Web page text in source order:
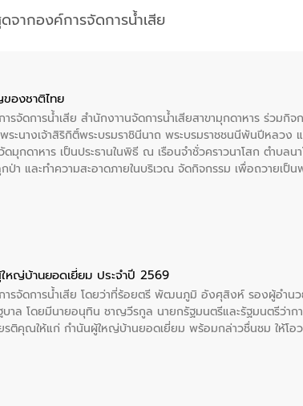
จากองค์การจัดการน้ำเสีย
องชาติไทย
จัดการน้ำเสีย สำนักงาานจัดการน้ำเสียสาขามุกดาหาร ร่วม
ะนางเจ้าสิริกิติ์พระบรมราชินีนาถ พระบรมราชชนนีพันปีหลวง
มุกดาหาร เป็นประธานในพิธี ณ เรือนจําชั่วคราวนาโสก ตําบลน
ป่า และทําความสะอาดภายในบริเวณ จัดกิจกรรม เพื่อถวายเป็น
พันปีหลวง พร้อมถวายสัจปฏิญาณ ทำความดีด้วยหัวใจ
ญ่บ้านยอดเยี่ยม ประจำปี 2569
จัดการน้ำเสีย โดยว่าที่ร้อยตรี พัฒนภูมิ อังศุสิงห์ รองผู้อำน
ล โดยมีนายอนุทิน ชาญวีรกูล นายกรัฐมนตรีและรัฐมนตรีว่ากา
รติคุณให้แก่ กำนันผู้ใหญ่บ้านยอดเยี่ยม พร้อมกล่าวชื่นชม ให้โอ